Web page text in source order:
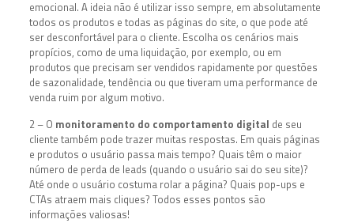
emocional. A ideia não é utilizar isso sempre, em absolutamente
todos os produtos e todas as páginas do site, o que pode até
ser desconfortável para o cliente. Escolha os cenários mais
propícios, como de uma liquidação, por exemplo, ou em
produtos que precisam ser vendidos rapidamente por questões
de sazonalidade, tendência ou que tiveram uma performance de
venda ruim por algum motivo.
2 – O monitoramento do comportamento digital de seu
cliente também pode trazer muitas respostas. Em quais páginas
e produtos o usuário passa mais tempo? Quais têm o maior
número de perda de leads (quando o usuário sai do seu site)?
Até onde o usuário costuma rolar a página? Quais pop-ups e
CTAs atraem mais cliques? Todos esses pontos são
informações valiosas!